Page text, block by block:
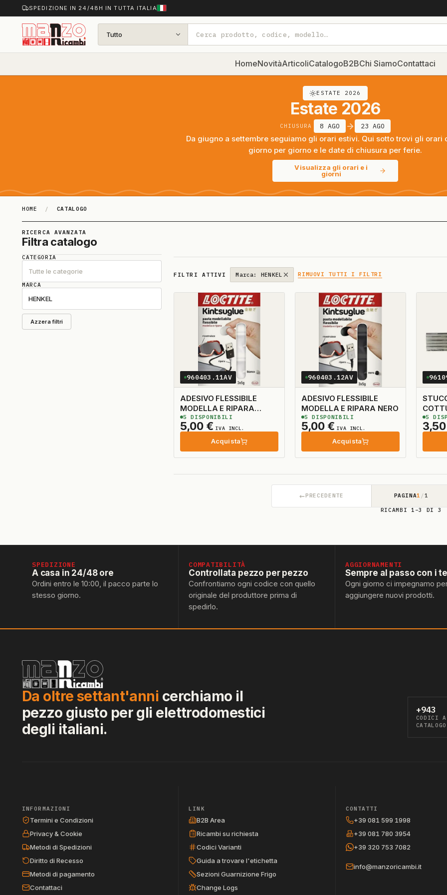
SPEDIZIONE IN 24/48H IN TUTTA ITALIA
Tutto
HomeNovitàArticoliCatalogoB2BChi SiamoContattaci
ESTATE 2026
Estate 2026
CHIUSURA 8 AGO 23 AGO
Da giugno a settembre seguiamo gli orari estivi. Qui sotto trovi gli orari
giorno per giorno e le date di chiusura per ferie.
Visualizza gli orari e i
giorni
HOME / CATALOGO
Catalogo
RICERCA AVANZATA
Filtra catalogo
CATEGORIA
Tutte le categorie
MARCA
HENKEL
Azzera filtri
FILTRI ATTIVI Marca: HENKEL RIMUOVI TUTTI I FILTRI
960403.11AV
ADESIVO FLESSIBILE
MODELLA E RIPARA
BIANCO
5,00 € IVA INCL.
Acquista
5 DISPONIBILI
960403.12AV
ADESIVO FLESSIBILE
MODELLA E RIPARA NERO
5,00 € IVA INCL.
Acquista
5 DISPONIBILI
2.80
3,50
5
←PRECEDENTE PAGINA1 /1
RICAMBI 1–3 DI 3
SPEDIZIONE
A casa in 24/48 ore
Ordini entro le 10:00, il pacco parte lo
stesso giorno.
COMPATIBILITÀ
Controllata pezzo per pezzo
Confrontiamo ogni codice con quello
originale del produttore prima di
spedirlo.
AGGIORNAMENTI
Sempre al passo con i
Ogni giorno ci impegnamo
aggiungere nuovi prodotti.
Da oltre settant'anni cerchiamo il
pezzo giusto per gli elettrodomestici
degli italiani.
+943
CODICI A
CATALOGO
INFORMAZIONI
Termini e Condizioni
Privacy & Cookie
Metodi di Spedizioni
Diritto di Recesso
Metodi di pagamento
Contattaci
LINK
B2B Area
Ricambi su richiesta
Codici Varianti
Guida a trovare l'etichetta
Sezioni Guarnizione Frigo
Change Logs
CONTATTI
+39 081 599 1998
+39 081 780 3954
+39 320 753 7082
info@manzoricambi.it